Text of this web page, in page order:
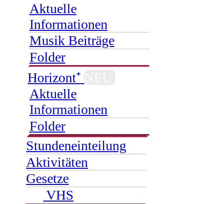
Aktuelle
Informationen
Musik Beiträge
Folder
Horizont⁺
Aktuelle
Informationen
Folder
Stundeneinteilung
Aktivitäten
Gesetze
VHS